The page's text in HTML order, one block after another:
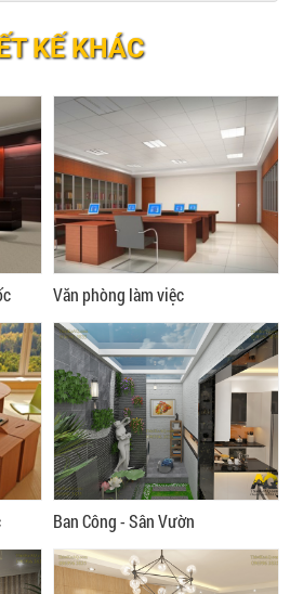
KẾ KHÁC
Văn phòng làm việc
Ban Công - Sân Vườn